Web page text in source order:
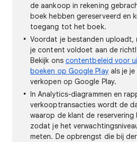
de aankoop in rekening
boek hebben gereserveerd en
toegang tot het boek.
Voordat je bestanden uploadt,
je content voldoet aan de
Bekijk ons contentbeleid voor
boeken op Google Playals je je
verkopen op Google Play.
In Analytics-diagrammen en
verkooptransacties wordt de
waarop de klant de
zodat je het
meten. De opbrengst die bij